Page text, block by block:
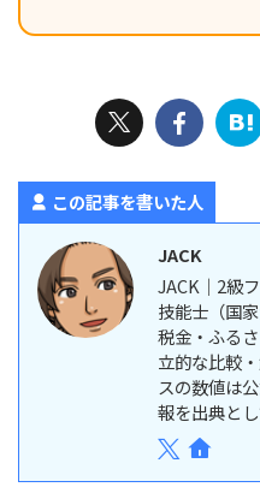
この記事を書いた人
JACK
JACK｜2級
技能士（国
税金・ふる
立的な比較
スの数値は
報を出典と